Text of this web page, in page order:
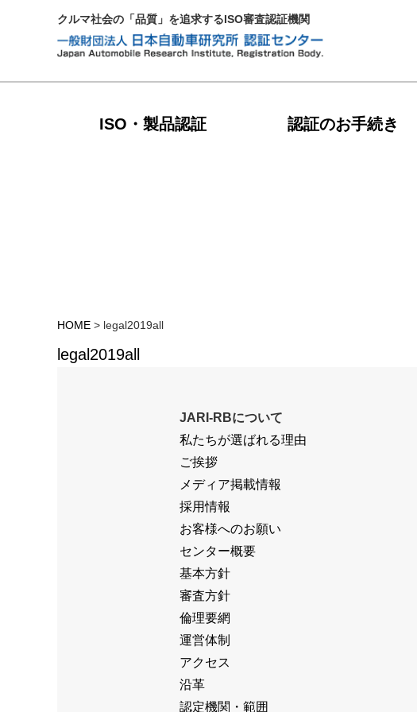
クルマ社会の「品質」を追求するISO審査認証機関
ISO・製品認証 認証のお手続き
HOME > legal2019all
legal2019all
JARI-RBについて
私たちが選ばれる理由
ご挨拶
メディア掲載情報
採用情報
お客様へのお願い
センター概要
基本方針
審査方針
倫理要網
運営体制
アクセス
沿革
認定機関・範囲